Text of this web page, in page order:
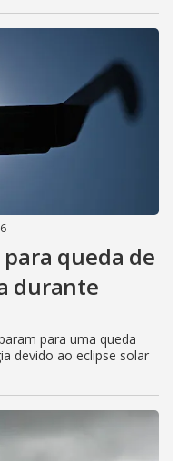
queda de
durante
para uma queda
devido ao eclipse solar